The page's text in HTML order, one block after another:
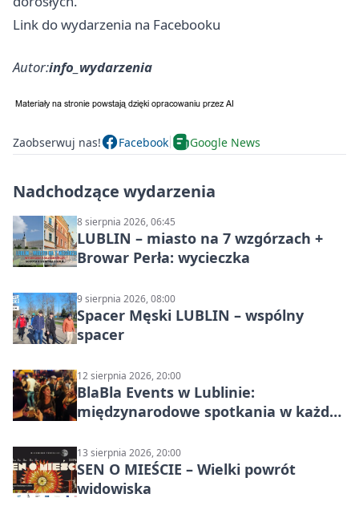
Link do wydarzenia na Facebooku
Autor:info_wydarzenia
Zaobserwuj nas! Facebook Google News
Nadchodzące wydarzenia
8 sierpnia 2026, 06:45
LUBLIN – miasto na 7 wzgórzach +
Browar Perła: wycieczka
9 sierpnia 2026, 08:00
Spacer Męski LUBLIN – wspólny
spacer
12 sierpnia 2026, 20:00
BlaBla Events w Lublinie:
międzynarodowe spotkania w każdą
13 sierpnia 2026, 20:00
SEN O MIEŚCIE – Wielki powrót
widowiska